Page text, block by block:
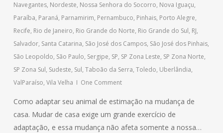
Navegantes, Nordeste, Nossa Senhora do Socorro, Nova Iguaçu,
Paraíba, Paraná, Parnamirim, Pernambuco, Pinhais, Porto Alegre,
Recife, Rio de Janeiro, Rio Grande do Norte, Rio Grande do Sul, RJ,
Salvador, Santa Catarina, São José dos Campos, São José dos Pinhais,
São Leopoldo, São Paulo, Sergipe, SP, SP Zona Leste, SP Zona Norte,
SP Zona Sul, Sudeste, Sul, Taboão da Serra, Toledo, Uberlândia,
ValParaíso, Vila Velha One Comment
Como adaptar seu animal de estimação na mudança de
casa. Mudar de casa exige um grande exercício de
adaptação, e essa mudança não afeta somente a nossa…